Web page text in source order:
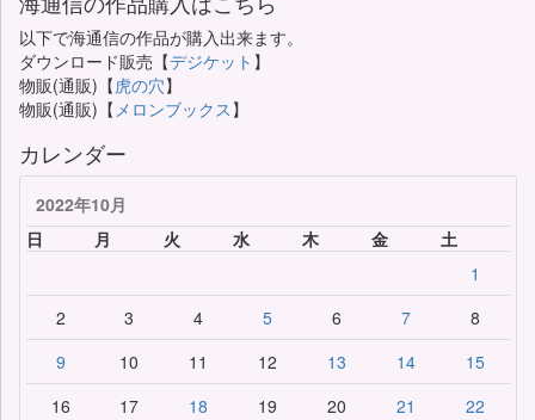
以下で海通信の作品が購入出来ます。
ダウンロード販売【デジケット 】
物販(通販)【虎の穴】
物販(通販)【 メロンブックス 】
カレンダー
2022年10月
日
月 火 水 木 金
土
1
2
3 4 5 6 7
8
9
10 11 12 13 14
15
16
17 18 19 20 21
22